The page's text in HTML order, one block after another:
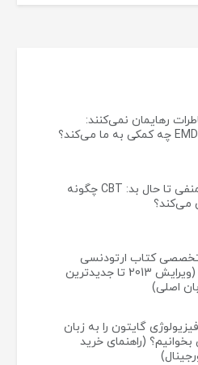
رهایمان نمی‌کنند:
از افکار منفی تا حال بد: CBT چگونه
می‌کند؟
کتاب ارتودنسی
پروفیت (ویرایش 2013 تا جدیدترین
اصلی)
گایتون را به زبان
بخوانیم؟ (راهنمای خرید